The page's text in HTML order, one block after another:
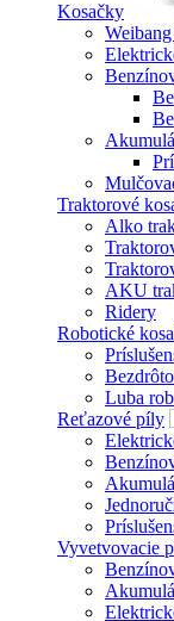
Kosačky
Traktorové
Alko
AKU
Ridery
Robotické
Luba
Reťazové píly
Vyvetvovacie